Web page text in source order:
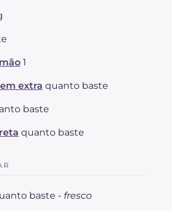
1
extra quanto baste
baste
quanto baste
baste - fresco